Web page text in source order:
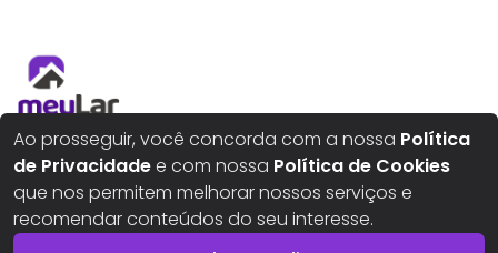
Ao prosseguir, você concorda com a nossa Política
de Privacidadee com nossa Política de Cookies
que nos permitem melhorar nossos serviços e
recomendar conteúdos do seu interesse.
Aqui seus sonhos ganham um novo lar